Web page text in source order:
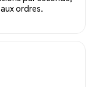
ordres.